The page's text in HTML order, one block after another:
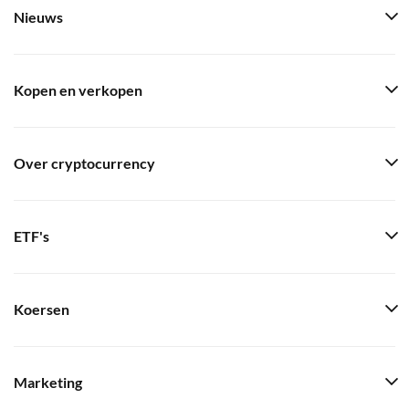
Nieuws
Kopen en verkopen
Over cryptocurrency
ETF's
Koersen
Marketing